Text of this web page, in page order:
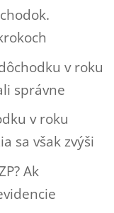
v roku
správne
v roku
sa však zvýši
Ak